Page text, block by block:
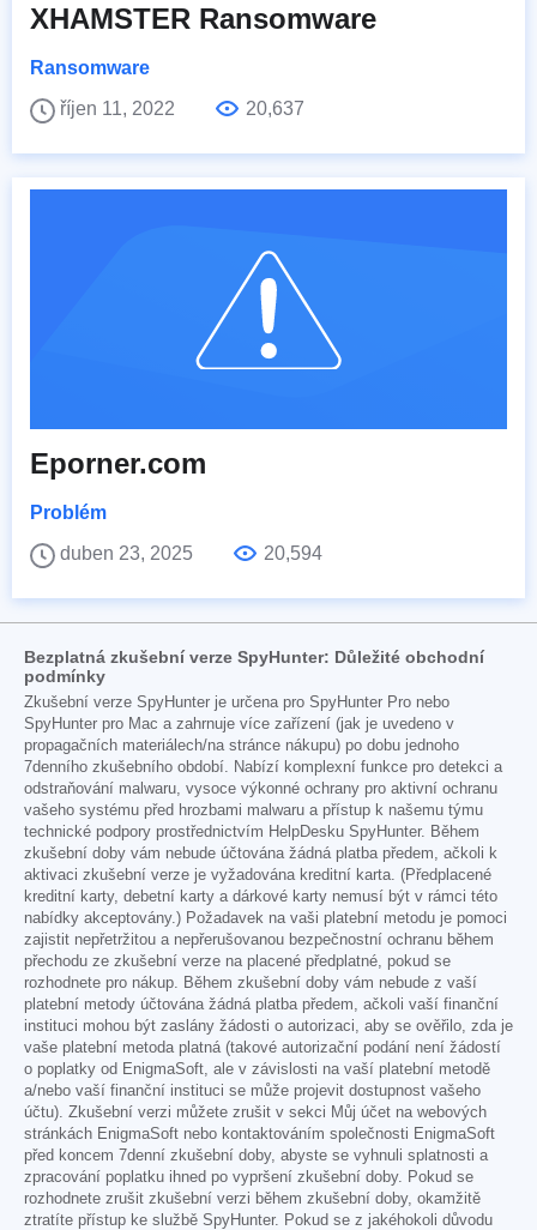
XHAMSTER Ransomware
Ransomware
říjen 11, 2022
20,637
Eporner.com
Problém
duben 23, 2025
20,594
Bezplatná zkušební verze SpyHunter: Důležité obchodní
podmínky
Zkušební verze SpyHunter je určena pro SpyHunter Pro nebo
SpyHunter pro Mac a zahrnuje více zařízení (jak je uvedeno v
propagačních materiálech/na stránce nákupu) po dobu jednoho
7denního zkušebního období. Nabízí komplexní funkce pro detekci a
odstraňování malwaru, vysoce výkonné ochrany pro aktivní ochranu
vašeho systému před hrozbami malwaru a přístup k našemu týmu
technické podpory prostřednictvím HelpDesku SpyHunter. Během
zkušební doby vám nebude účtována žádná platba předem, ačkoli k
aktivaci zkušební verze je vyžadována kreditní karta. (Předplacené
kreditní karty, debetní karty a dárkové karty nemusí být v rámci této
nabídky akceptovány.) Požadavek na vaši platební metodu je pomoci
zajistit nepřetržitou a nepřerušovanou bezpečnostní ochranu během
přechodu ze zkušební verze na placené předplatné, pokud se
rozhodnete pro nákup. Během zkušební doby vám nebude z vaší
platební metody účtována žádná platba předem, ačkoli vaší finanční
instituci mohou být zaslány žádosti o autorizaci, aby se ověřilo, zda je
vaše platební metoda platná (takové autorizační podání není žádostí
o poplatky od EnigmaSoft, ale v závislosti na vaší platební metodě
a/nebo vaší finanční instituci se může projevit dostupnost vašeho
účtu). Zkušební verzi můžete zrušit v sekci Můj účet na webových
stránkách EnigmaSoft nebo kontaktováním společnosti EnigmaSoft
před koncem 7denní zkušební doby, abyste se vyhnuli splatnosti a
zpracování poplatku ihned po vypršení zkušební doby. Pokud se
rozhodnete zrušit zkušební verzi během zkušební doby, okamžitě
ztratíte přístup ke službě SpyHunter. Pokud se z jakéhokoli důvodu